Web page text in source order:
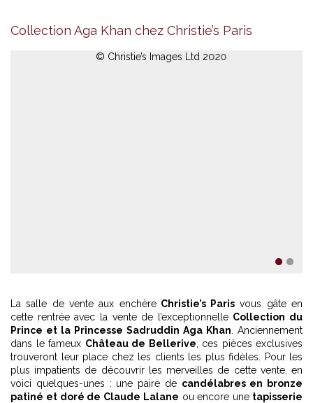
Collection Aga Khan chez Christie’s Paris
© Christie’s Images Ltd 2020
La salle de vente aux enchèreChristie’s Paris vous gâte en
cette rentrée avec la vente de l’exceptionnelle Collection du
Prince et la Princesse Sadruddin Aga Khan . Anciennement
dans le fameux Château de Bellerive , ces pièces exclusives
trouveront leur place chez les clients les plus fidèles. Pour les
plus impatients de découvrir les merveilles de cette vente, en
voici quelques-unes : une paire de candélabres en bronze
patiné et doré de Claude Lalane ou encore une tapisserie